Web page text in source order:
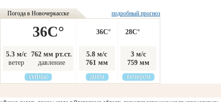
Погода в Новочеркасске подробный прогноз
36C°
5.3 м/с
ветер
762 мм рт.ст.
давление
сейчас
36C°
5.8 м/с
761 мм
днём
28C°
3 м/с
759 мм
вечером